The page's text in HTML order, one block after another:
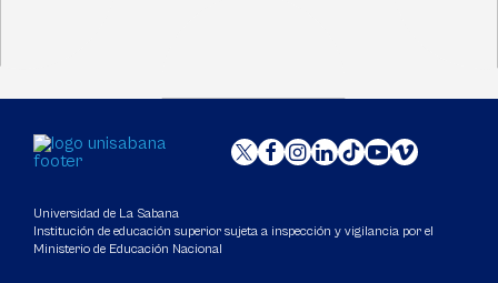
Universidad de La Sabana
Institución de educación superior sujeta a inspección y vigilancia por el
Ministerio de Educación Nacional